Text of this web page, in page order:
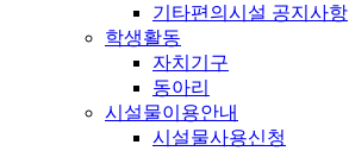
기타편의시설 공지사항
학생활동
자치기구
동아리
시설물이용안내
시설물사용신청